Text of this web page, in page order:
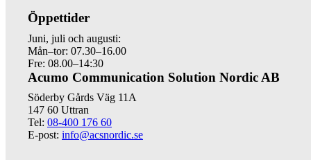
Öppettider
Juni, juli och augusti:
Mån–tor: 07.30–16.00
Fre: 08.00–14:30
Acumo Communication Solution Nordic AB
Söderby Gårds Väg 11A
147 60 Uttran
Tel: 08-400 176 60
E-post: info@acsnordic.se